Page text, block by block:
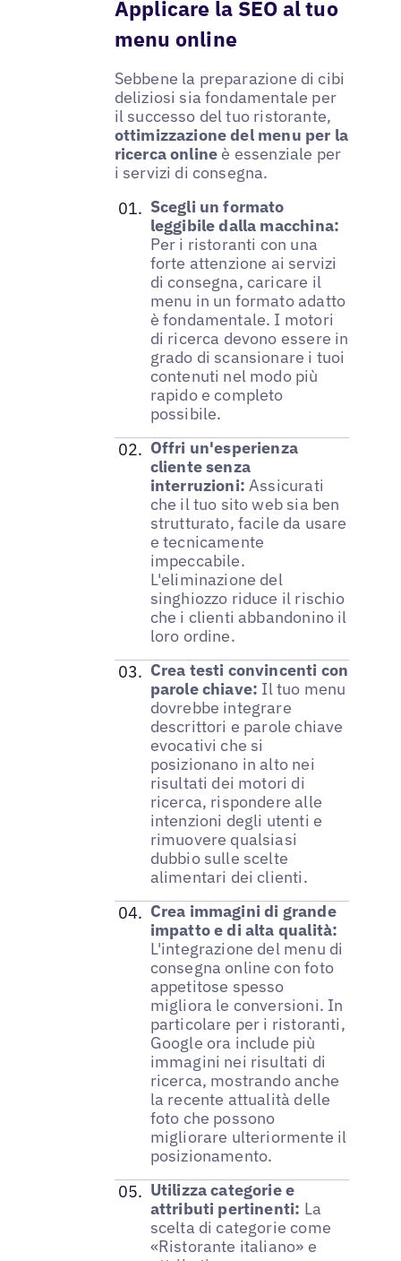
Applicare la SEO al tuo
menu online
Sebbene la preparazione di cibi
deliziosi sia fondamentale per
il successo del tuo ristorante,
ottimizzazione del menu per la
ricerca online è essenziale per
i servizi di consegna.
Scegli un formato
leggibile dalla macchina:
Per i ristoranti con una
forte attenzione ai servizi
di consegna, caricare il
menu in un formato adatto
è fondamentale. I motori
di ricerca devono essere in
grado di scansionare i tuoi
contenuti nel modo più
rapido e completo
possibile.
Offri un'esperienza
cliente senza
interruzioni: Assicurati
che il tuo sito web sia ben
strutturato, facile da usare
e tecnicamente
impeccabile.
L'eliminazione del
singhiozzo riduce il rischio
che i clienti abbandonino il
loro ordine.
Crea testi convincenti con
parole chiave: Il tuo menu
dovrebbe integrare
descrittori e parole chiave
evocativi che si
posizionano in alto nei
risultati dei motori di
ricerca, rispondere alle
intenzioni degli utenti e
rimuovere qualsiasi
dubbio sulle scelte
alimentari dei clienti.
Crea immagini di grande
impatto e di alta qualità:
L'integrazione del menu di
consegna online con foto
appetitose spesso
migliora le conversioni. In
particolare per i ristoranti,
Google ora include più
immagini nei risultati di
ricerca, mostrando anche
la recente attualità delle
foto che possono
migliorare ulteriormente il
posizionamento.
Utilizza categorie e
attributi pertinenti: La
scelta di categorie come
«Ristorante italiano» e